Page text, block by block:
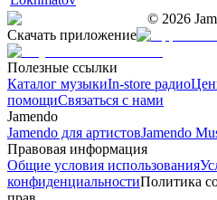
© 2026
Скачать приложение
Полезные ссылки
Каталог музыкиIn-store радио
помощиСвязаться с нами
Jamendo
Jamendo для артистовJamendo
Правовая информация
Общие условия использования
конфиденциальностиПолитика